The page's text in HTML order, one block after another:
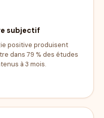
subjectif
positive produisent
dans 79 % des études
à 3 mois.